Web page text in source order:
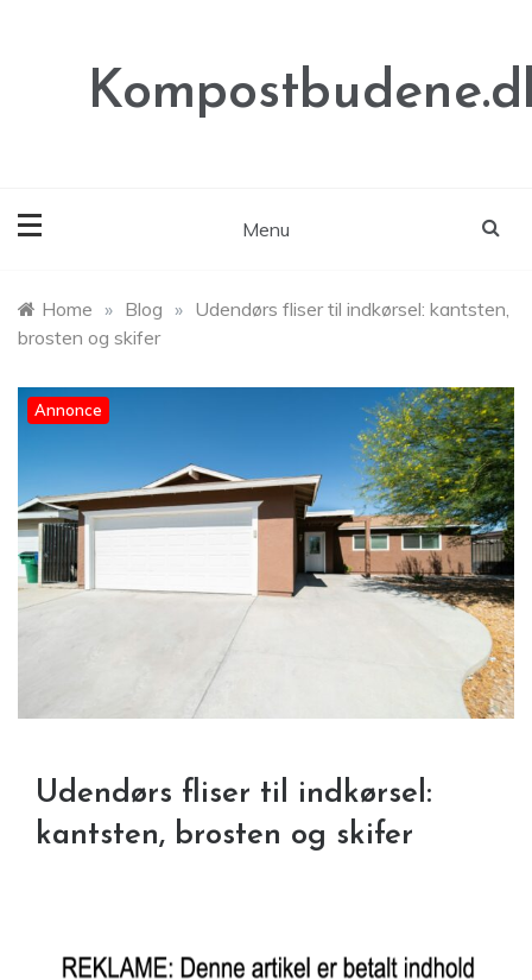
Menu
Home » Blog » Udendørs fliser til indkørsel: kantsten,
brosten og skifer
Annonce
Udendørs fliser til indkørsel:
kantsten, brosten og skifer